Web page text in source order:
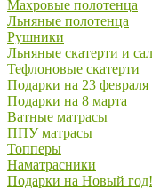
Махровые полотенца
Льняные полотенца
Рушники
Льняные скатерти и
Тефлоновые скатерти
Подарки на 23 февраля
Подарки на 8 марта
Ватные матрасы
ППУ матрасы
Топперы
Наматрасники
Подарки на Новый год!